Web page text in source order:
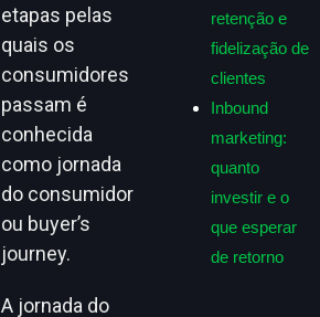
etapas pelas
quais os
consumidores
passam é
conhecida
como jornada
do consumidor
ou buyer’s
journey.
A jornada do
retenção e
fidelização de
clientes
Inbound
marketing:
quanto
investir e o
que esperar
de retorno